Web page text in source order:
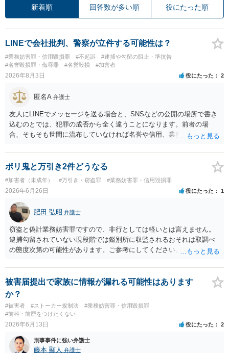
新着順 回答数が多い順 役にたった順
LINEで会社批判、警察が立件する可能性は？
#業務妨害罪・信用毀損罪 #不起訴
#逮捕や勾留の阻止・準抗告
#名誉毀損罪・侮辱罪
#名誉毀損 #加害者
2026年8月3日 役にたった 2
匿名A 弁護士
友人にLINEでメッセージを送る場合と、SNSなどの公開の場所で書き
込むのとでは、犯罪の成否から全く違うことになります。前者の場
合、そもそも世間に流布していなければ名誉や信用、業務にかかる犯
ポリ鬼と万引き2件どうなる
#加害者（未成年） #万引き・窃盗罪 #業務妨害罪・信用毀損罪
2026年6月26日 役にたった 1
肥田 弘昭 弁護士
窃盗と偽計業務妨害罪ですので、非行としては軽いとは言えません。
逮捕勾留されていない現段階では鑑別所に収監されるおそれは取調べ
の態度次第の可能性があります。ご参考にしてください。
被害届提出で家族に情報が漏れる可能性はあります
か？
#被害者 #ストーカー規制法
#業務妨害罪・信用毀損罪
#前科・前歴をつけたくない
2026年6月13日 役にたった 2
刑事事件に強い弁護士
藤本 顯人 弁護士